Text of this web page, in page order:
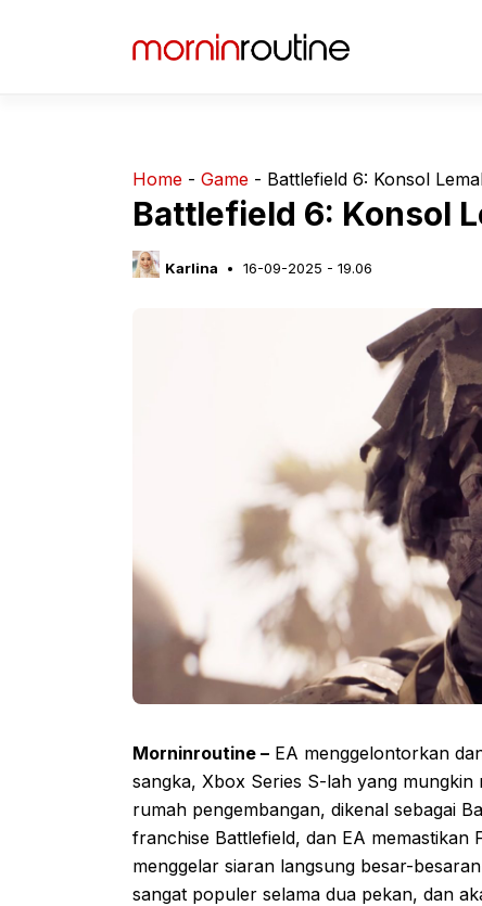
Home - Game - Battlefield 6: Konsol
Battlefield 6: Konsol
Karlina 16-09-2025 - 19.06
Morninroutine – EA menggelontorkan
sangka, Xbox Series S-lah yang
rumah pengembangan, dikenal sebagai
franchise Battlefield, dan EA
menggelar siaran langsung besar-
sangat populer selama dua pekan, dan